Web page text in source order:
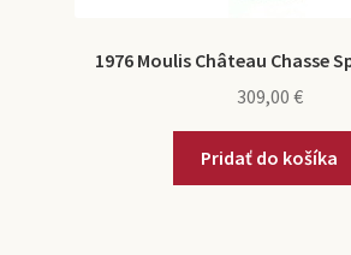
1976 Moulis Château Chasse
309,00 €
Pridať do košíka